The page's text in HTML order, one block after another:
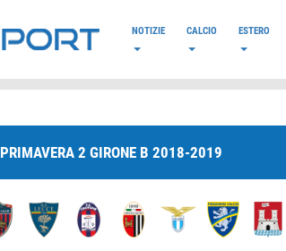
NOTIZIE CALCIO ESTERO
PRIMAVERA 2 GIRONE B 2018-2019